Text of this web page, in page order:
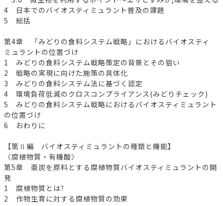
4 日本でのバイオスティミュラント普及の課題
5 総括
第4章 「みどりの食料システム戦略」におけるバイオスティ
ミュラントの位置づけ
1 みどりの食料システム戦略策定の背景とその狙い
2 戦略の実現に向けた施策の具体化
3 みどりの食料システム法に基づく認定
4 環境負荷低減のクロスコンプライアンス(みどりチェック)
5 みどりの食料システム戦略におけるバイオスティミュラント
の位置づけ
6 おわりに
【第Ⅱ編 バイオスティミュラントの種類と機能】
〈腐植物質・有機酸〉
第5章 亜炭を原料とする腐植物質バイオスティミュラントの開
発
1 腐植物質とは?
2 作物生育に対する腐植物質の効果